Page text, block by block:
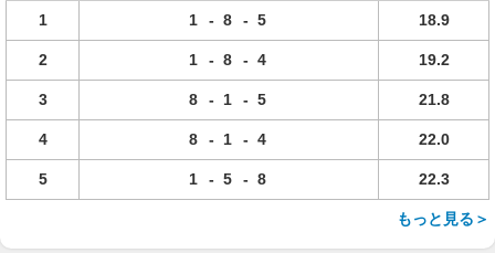
1 1 - 8 - 5 18.9
2 1 - 8 - 4 19.2
3 8 - 1 - 5 21.8
4 8 - 1 - 4 22.0
5 1 - 5 - 8 22.3
もっと見る＞